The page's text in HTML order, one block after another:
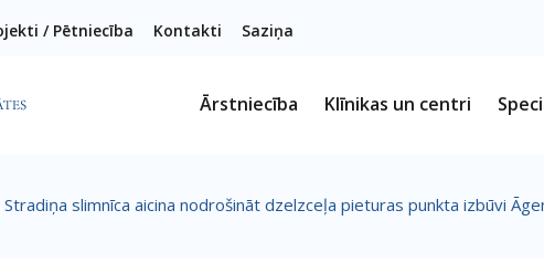
/ Pētniecība Kontakti Saziņa
Ārstniecība Klīnikas un centri
Stradiņa slimnīca aicina nodrošināt dzelzceļa pieturas punkta izbūvi